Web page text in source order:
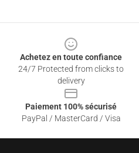
Achetez en toute confiance
24/7 Protected from clicks to
delivery
Paiement 100% sécurisé
PayPal / MasterCard / Visa